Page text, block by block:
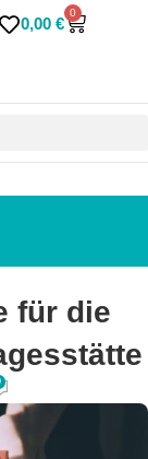
0,00 €
0
für die